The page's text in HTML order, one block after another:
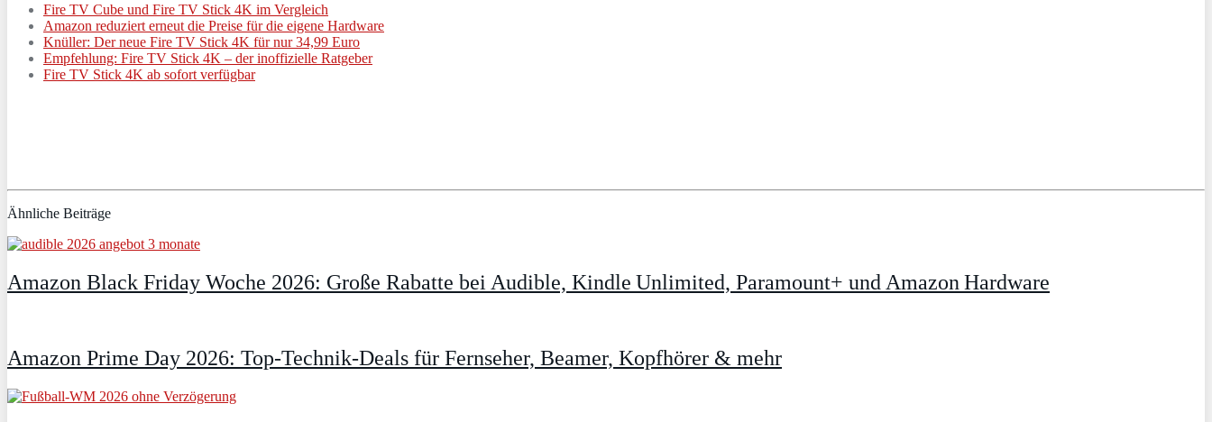
Fire TV Cube und Fire TV Stick 4K im Vergleich
Amazon reduziert erneut die Preise für die eigene Hardware
Knüller: Der neue Fire TV Stick 4K für nur 34,99 Euro
Empfehlung: Fire TV Stick 4K – der inoffizielle Ratgeber
Fire TV Stick 4K ab sofort verfügbar
Ähnliche Beiträge
Amazon Black Friday Woche 2026: Große Rabatte bei Audible, Kindle Unlimited, Paramount+ und Amazon Hardware
Amazon Prime Day 2026: Top-Technik-Deals für Fernseher, Beamer, Kopfhörer & mehr